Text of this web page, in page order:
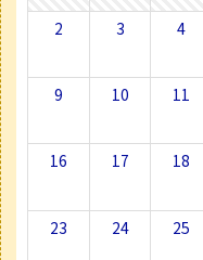
2 3 4
9 10 11
16 17 18
23 24 25